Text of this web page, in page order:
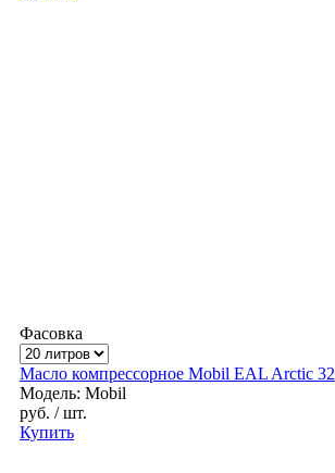
Фасовка
Масло компрессорное Mobil EAL Arctic 32
Модель: Mobil
руб. / шт.
Купить